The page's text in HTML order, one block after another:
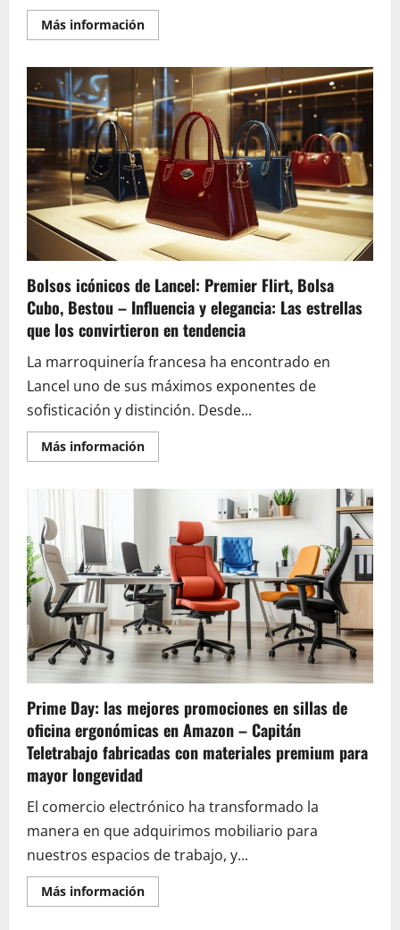
Más informaciónEn
savoir
Accesorios
de
seguridad
y
rescate:
10
ideas
de
regalos
para
hacer
feliz
a
cazador
experimentado
Bolsos icónicos de Lancel: Premier Flirt, Bolsa
Cubo, Bestou – Influencia y elegancia: Las estrellas
que los convirtieron en tendencia
La marroquinería francesa ha encontrado en
Lancel uno de sus máximos exponentes de
sofisticación y distinción. Desde...
Más informaciónEn
savoir
Lancel:
Premier
Flirt,
Bolsa
Cubo,
Bestou
–
Influencia
y
elegancia:
Las
estrellas
que
convirtieron
en
tendencia
Prime Day: las mejores promociones en sillas de
oficina ergonómicas en Amazon – Capitán
Teletrabajo fabricadas con materiales premium para
mayor longevidad
El comercio electrónico ha transformado la
manera en que adquirimos mobiliario para
nuestros espacios de trabajo, y...
Más informaciónEn
savoir